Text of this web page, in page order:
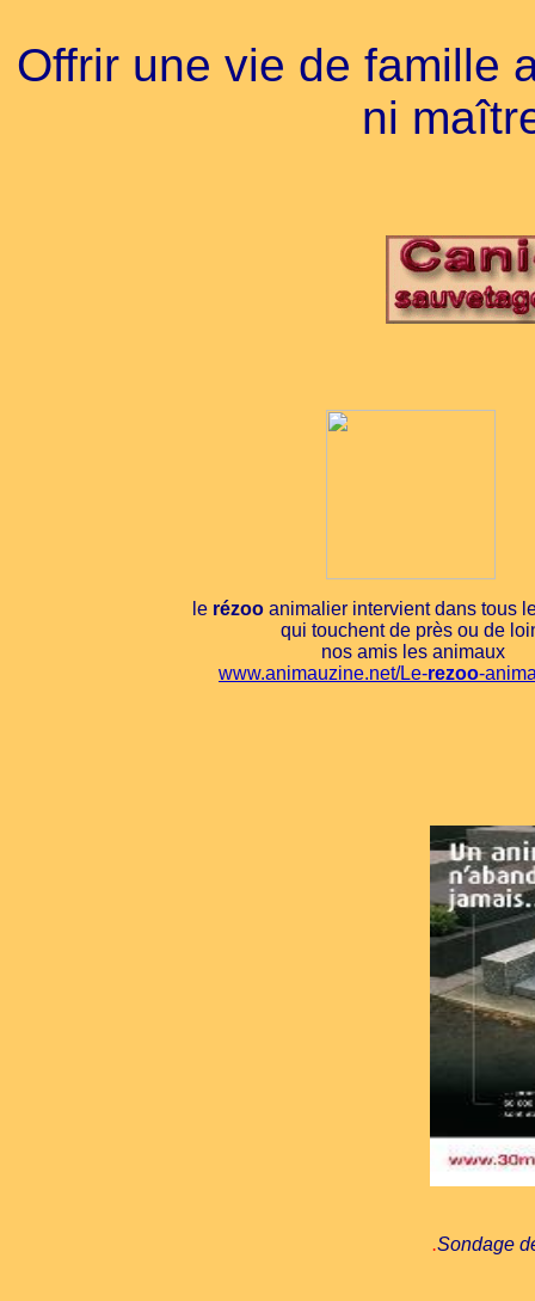
Offrir une vie de famille
ni
le rézooanimalier intervient dans tous
qui touchent de près ou de
nos amis les animaux
www.animauzine.net/Le-rezoo-
.Sondage